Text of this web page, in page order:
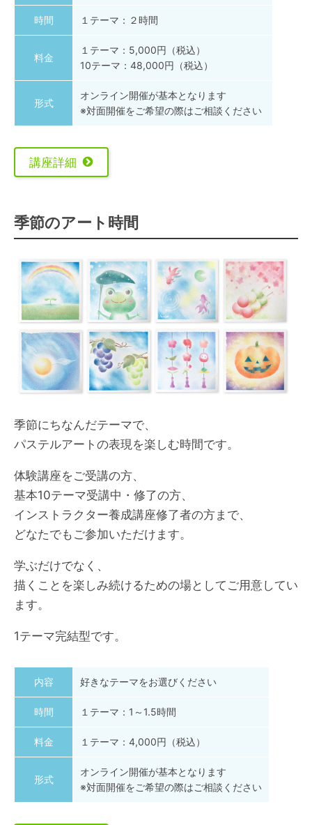
時間 １テーマ：２時間
料金
１テーマ：5,000円（税込）
10テーマ：48,000円（税込）
形式
オンライン開催が基本となります
※対面開催をご希望の際はご相談ください
講座詳細
季節のアート時間
季節にちなんだテーマで、
パステルアートの表現を楽しむ時間です。
体験講座をご受講の方、
基本10テーマ受講中・修了の方、
インストラクター養成講座修了者の方まで、
どなたでもご参加いただけます。
学ぶだけでなく、
描くことを楽しみ続けるための場としてご用意してい
ます。
1テーマ完結型です。
内容 好きなテーマをお選びください
時間 １テーマ：1～1.5時間
料金 １テーマ：4,000円（税込）
形式
オンライン開催が基本となります
※対面開催をご希望の際はご相談ください